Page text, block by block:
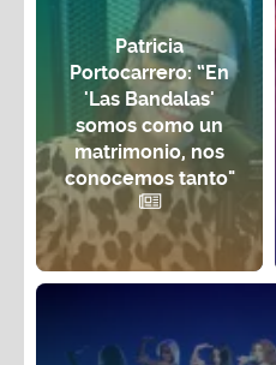
Patricia
Portocarrero: “En
'Las Bandalas'
somos como un
matrimonio, nos
conocemos tanto"